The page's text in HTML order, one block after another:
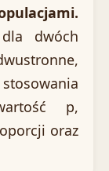
dwóch
p,
oraz